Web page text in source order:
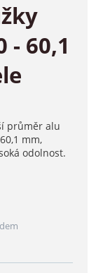
- 60,1
průměr alu
mm,
odolnost.